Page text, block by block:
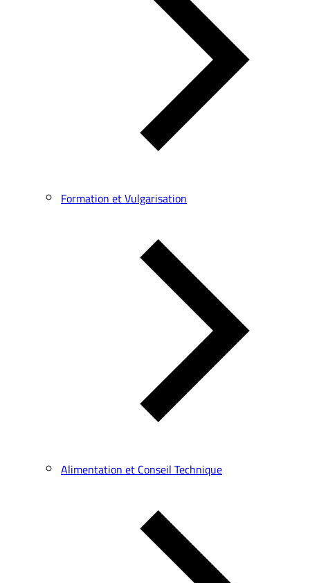
Formation et Vulgarisation
Alimentation et Conseil Technique